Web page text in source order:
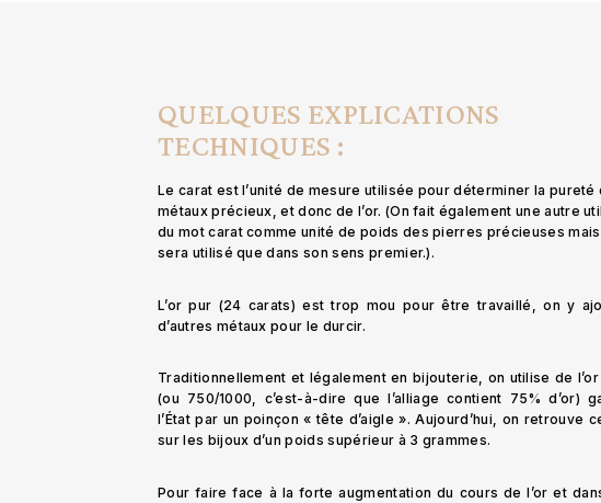
QUELQUES EXPLICATIONS
TECHNIQUES :
Le carat est l’unité de mesure utilisée pour déterminer la pureté
métaux précieux, et donc de l’or. (On fait également une autre
du mot carat comme unité de poids des pierres précieuses
sera utilisé que dans son sens premier.).
L’or pur (24 carats) est trop mou pour être travaillé, on y
d’autres métaux pour le durcir.
Traditionnellement et légalement en bijouterie, on utilise de l’or
(ou 750/1000, c’est-à-dire que l’alliage contient 75% d’or)
l’État par un poinçon « tête d’aigle ». Aujourd’hui, on retrouve
sur les bijoux d’un poids supérieur à 3 grammes.
Pour faire face à la forte augmentation du cours de l’or et